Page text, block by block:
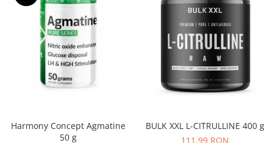
Harmony Concept Agmatine
50 g
BULK XXL L-CITRULLINE 400 g
111,99 RON